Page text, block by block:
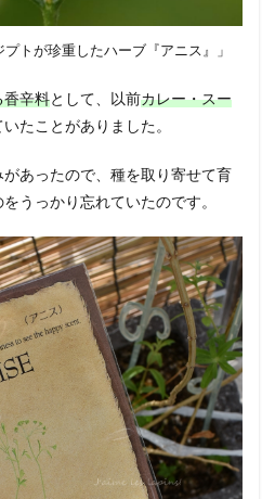
トが珍重したハーブ『アニス』」
香辛料として、以前カレー・スー
たことがありました。
あったので、種を取り寄せて育
うっかり忘れていたのです。